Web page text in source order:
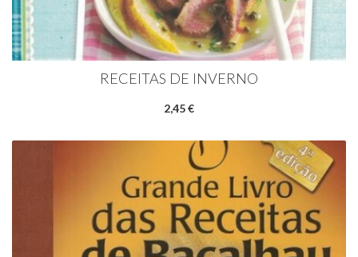
RECEITAS DE INVERNO
2,45 €